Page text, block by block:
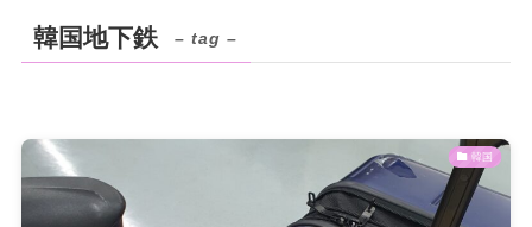
韓国地下鉄 – tag –
韓国